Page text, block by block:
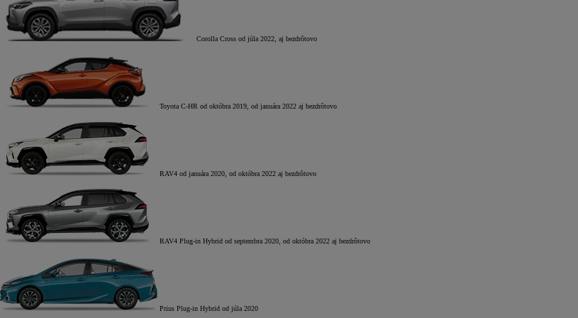
vr. zvýhodnenia1 300 €
a bonusu za výkup
800 €
AJ HYBRID
Corolla Cross od júla 2022, aj bezdrôtovo
Toyota C-HR od októbra 2019, od januára 2022 aj bezdrôtovo
RAV4 od januára 2020, od októbra 2022 aj bezdrôtovo
RAV4 Plug-in Hybrid od septembra 2020, od októbra 2022 aj bezdrôtovo
Prius Plug-in Hybrid od júla 2020